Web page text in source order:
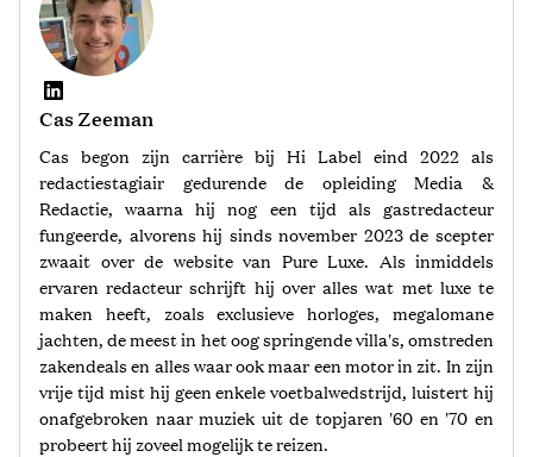
Cas Zeeman
Cas begon zijn carrière bij Hi Label eind 2022 als
redactiestagiair gedurende de opleiding Media &
Redactie, waarna hij nog een tijd als gastredacteur
fungeerde, alvorens hij sinds november 2023 de scepter
zwaait over de website van Pure Luxe. Als inmiddels
ervaren redacteur schrijft hij over alles wat met luxe te
maken heeft, zoals exclusieve horloges, megalomane
jachten, de meest in het oog springende villa's, omstreden
zakendeals en alles waar ook maar een motor in zit. In zijn
vrije tijd mist hij geen enkele voetbalwedstrijd, luistert hij
onafgebroken naar muziek uit de topjaren '60 en '70 en
probeert hij zoveel mogelijk te reizen.